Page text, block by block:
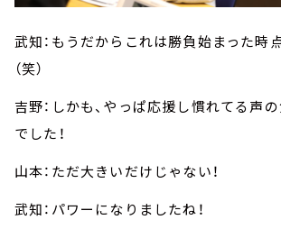
武知：もうだからこれは勝負始まった時
（笑）
吉野：しかも、やっぱ応援し慣れてる声
でした！
山本：ただ大きいだけじゃない！
武知：パワーになりましたね！